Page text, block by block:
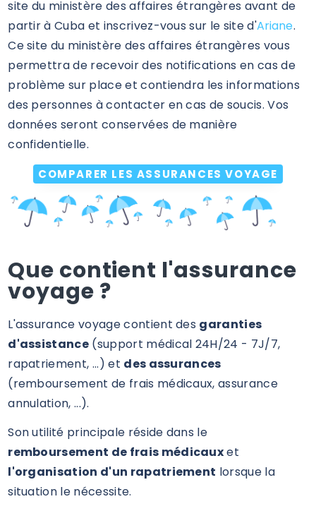
site du ministère des affaires étrangères avant de
partir à Cuba et inscrivez-vous sur le site d'Ariane.
Ce site du ministère des affaires étrangères vous
permettra de recevoir des notifications en cas de
problème sur place et contiendra les informations
des personnes à contacter en cas de soucis. Vos
données seront conservées de manière
confidentielle.
COMPARER LES ASSURANCES VOYAGE
Que contient l'assurance
voyage ?
L'assurance voyage contient des garanties
d'assistance (support médical 24H/24 - 7J/7,
rapatriement, ...) et des assurances
(remboursement de frais médicaux, assurance
annulation, ...).
Son utilité principale réside dans le
remboursement de frais médicauxet
l'organisation d'un rapatriement lorsque la
situation le nécessite.